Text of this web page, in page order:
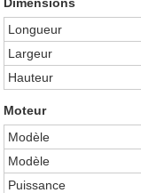
Longueur
Largeur
Hauteur
Moteur
Modèle
Modèle
Puissance